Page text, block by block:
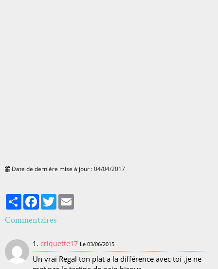
Date de dernière mise à jour : 04/04/2017
PartagerFacebook
Twitter
Commentaires
1. criquette17 Le 03/06/2015
Un vrai Regal ton plat a la différence avec toi ,je ne